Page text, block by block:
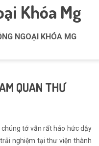
Khóa Mg
NGOẠI KHÓA MG
QUAN THƯ
tớ vẫn rất háo hức dậy
nghiệm tại thư viện thành